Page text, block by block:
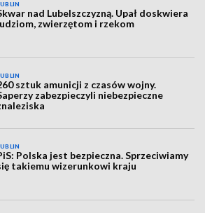
nad Lubelszczyzną. Upał doskwiera
zwierzętom i rzekom
sztuk amunicji z czasów wojny.
zabezpieczyli niebezpieczne
Polska jest bezpieczna. Sprzeciwiamy
takiemu wizerunkowi kraju